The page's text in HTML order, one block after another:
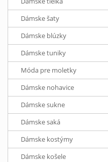
Dámske šaty
Dámske blúzky
Dámske tuniky
Móda pre moletky
Dámske nohavice
Dámske sukne
Dámske saká
Dámske kostýmy
Dámske košele